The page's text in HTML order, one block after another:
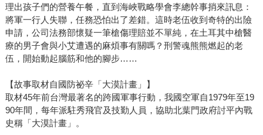
理出孩子們的營養午餐，直到海峽戰略學會李總幹事捎來訊息：
將軍一行人失聯，任務恐怕出了差錯。這時老伍收到奇特的出險
申請，公司法務部懷疑一筆槍傷理賠並不單純，在土耳其中槍醫
療的男子會與小艾遭遇的麻煩事有關嗎？刑警魂熊熊燃起的老
伍，開始動起腦筋和他的腳步……
【故事取材自國防祕辛「大漠計畫」】
取材45年前台灣最著名的跨國軍事行動，我國空軍自1979年至19
90年間，每年派駐秀飛官及技勤人員，協助北葉門政府討平內戰
史稱「大漠計畫」。